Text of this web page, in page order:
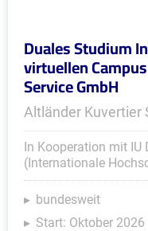
Duales Studium
virtuellen
Service GmbH
Altländer Kuvertier
In Kooperation mit IU
(Internationale
bundesweit
Start: Oktober 2026